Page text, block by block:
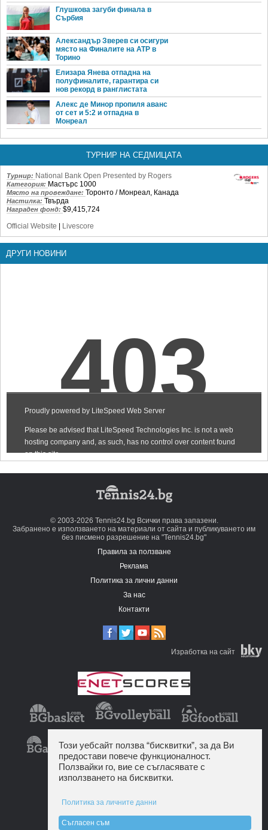
Глушкова загуби финала в
Сърбия
Александър Зверев си осигури
място на Финалите на ATP в
Торино
Елизара Янева отпадна на
полуфиналите, гарантира си
нов рекорд в ранглистата
Алекс де Минор пропиля аванс
от сет и 5:2 и отпадна в
Монреал
ТУРНИР НА СЕДМИЦАТА
Турнир: National Bank Open Presented by Rogers
Категория: Мастърс 1000
Място на провеждане: Торонто / Монреал, Канада
Настилка: Твърда
Награден фонд: $9,415,724
Official Website | Livescore
ДРУГИ НОВИНИ
© 2003-2026 Tennis24.bg Всички права запазени.
Забранено е използването на материали от сайта и публикуването им
без писмено разрешение на "Tennis24.bg"
Правила за ползване
Реклама
Политика за лични данни
За нас
Контакти
Изработка на сайт
Този уебсайт ползва “бисквитки”, за да Ви
предостави повече функционалност.
Ползвайки го, вие се съгласявате с
използването на бисквитки.
Политика за личните данни
Съгласен съм